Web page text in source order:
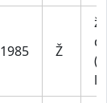
1985 Ž